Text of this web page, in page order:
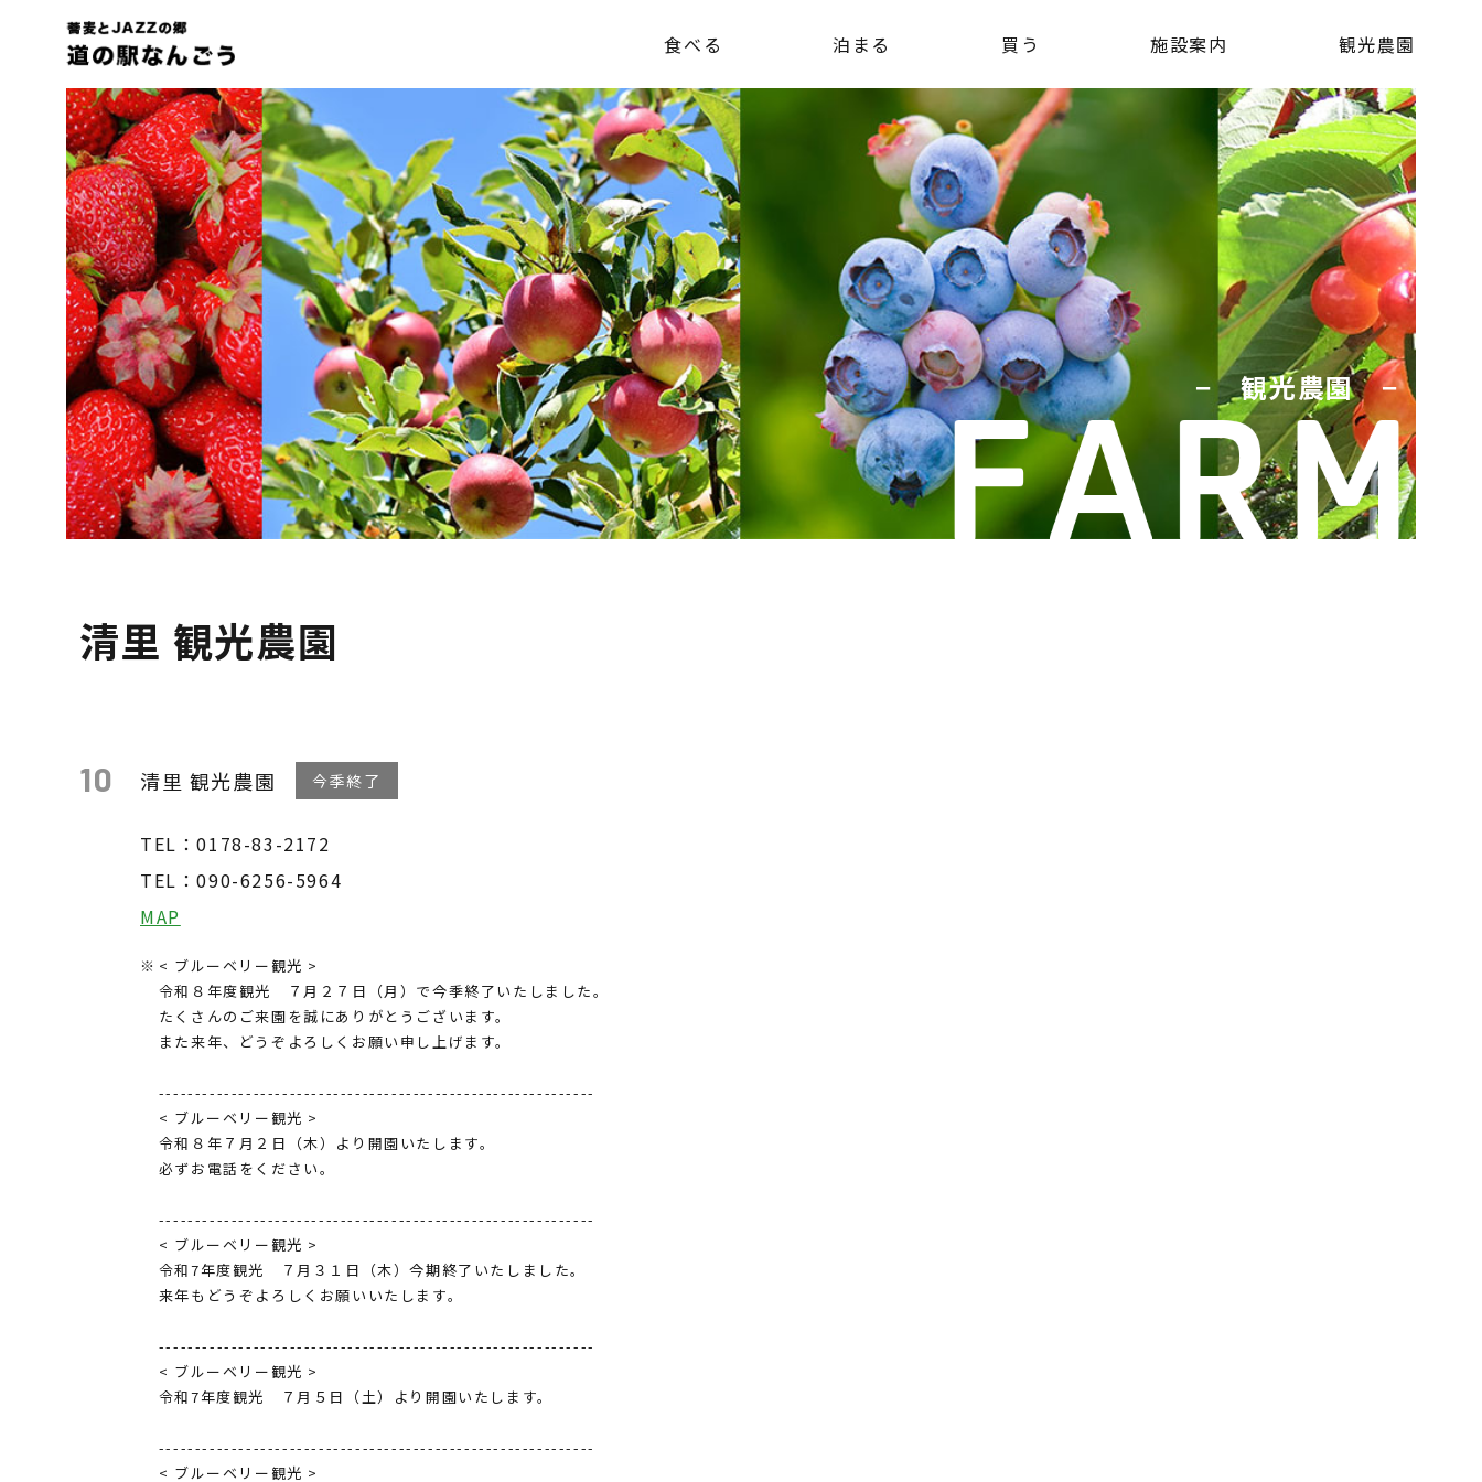
食べる 泊まる 買う 施設案内 観光農園
− 観光農園 −
清里 観光農園
10 清里 観光農園 今季終了
TEL：0178-83-2172
TEL：090-6256-5964
MAP
< ブルーベリー観光 >
令和８年度観光 ７月２７日（月）で今季終了いたしました。
たくさんのご来園を誠にありがとうございます。
また来年、どうぞよろしくお願い申し上げます。
------------------------------------------------------------
< ブルーベリー観光 >
令和８年７月２日（木）より開園いたします。
必ずお電話をください。
------------------------------------------------------------
< ブルーベリー観光 >
令和7年度観光 ７月３１日（木）今期終了いたしました。
来年もどうぞよろしくお願いいたします。
------------------------------------------------------------
< ブルーベリー観光 >
令和7年度観光 ７月５日（土）より開園いたします。
------------------------------------------------------------
< ブルーベリー観光 >